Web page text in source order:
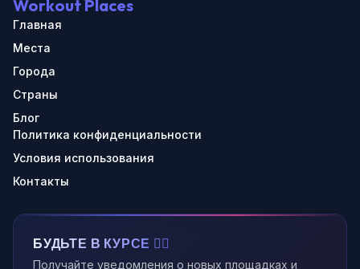
Workout Places
Главная
Места
Города
Страны
Блог
Политика конфиденциальности
Условия использования
Контакты
БУДЬТЕ В КУРСЕ 🏃‍♂️
Получайте уведомления о новых площадках и